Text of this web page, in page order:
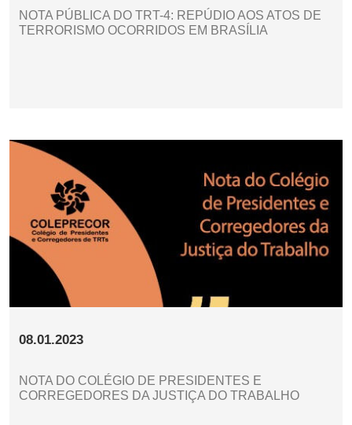
NOTA PÚBLICA DO TRT-4: REPÚDIO AOS ATOS DE
TERRORISMO OCORRIDOS EM BRASÍLIA
08.01.2023
NOTA DO COLÉGIO DE PRESIDENTES E
CORREGEDORES DA JUSTIÇA DO TRABALHO